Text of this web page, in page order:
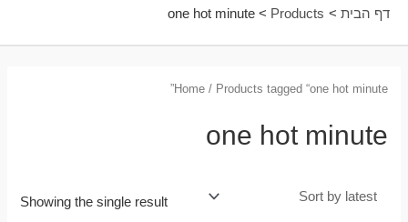
דף הבית Products
one hot minute
Home/ Products tagged “one hot minute”
one hot minute
Showing the single result